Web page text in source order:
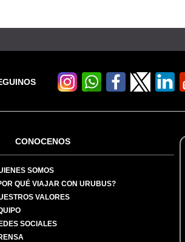
CONOCENOS
SOMOS
QUÉ VIAJAR CON URUBUS?
VALORES
SOCIALES